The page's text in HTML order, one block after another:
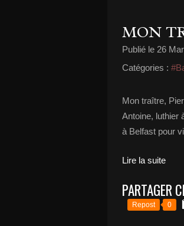
MON
Publié le 26
Catégories :
Mon traître,
Antoine, luthier
à Belfast pour
Lire la suite
PARTAGER
Repost 0